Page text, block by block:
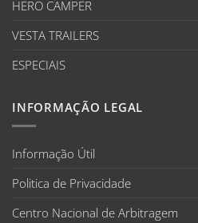
HERO CAMPER
VESTA TRAILERS
ESPECIAIS
INFORMAÇÃO LEGAL
Informação Útil
Politica de Privacidade
Centro Nacional de Arbitragem